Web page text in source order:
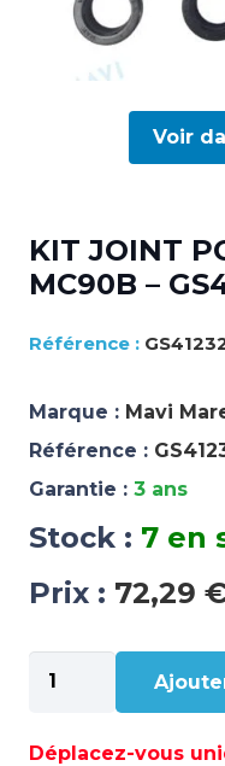
Voir
KIT JOINT
MC90B –
Marque : Mavi
Référence :
Garantie : 3 ans
Stock : 7 en
Prix : 72,29
quantité
de
JOINT
Déplacez-vous